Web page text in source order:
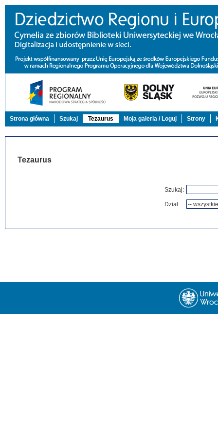
Strona główna Szukaj Tezaurus Moja galeria / Loguj Strony
Tezaurus
Szukaj:
Dział: